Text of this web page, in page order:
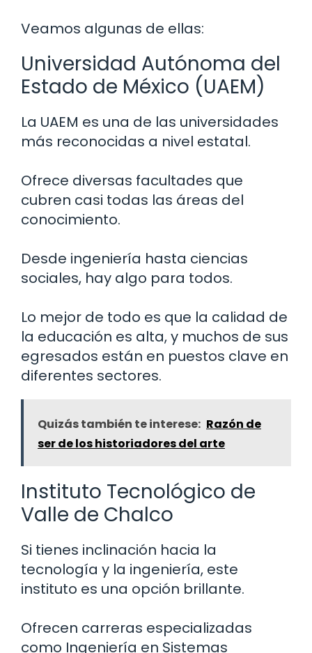
Veamos algunas de ellas:
Universidad Autónoma del
Estado de México (UAEM)
La UAEM es una de las universidades
más reconocidas a nivel estatal.
Ofrece diversas facultades que
cubren casi todas las áreas del
conocimiento.
Desde ingeniería hasta ciencias
sociales, hay algo para todos.
Lo mejor de todo es que la calidad de
la educación es alta, y muchos de sus
egresados están en puestos clave en
diferentes sectores.
Quizás también te interese: Razón de
ser de los historiadores del arte
Instituto Tecnológico de
Valle de Chalco
Si tienes inclinación hacia la
tecnología y la ingeniería, este
instituto es una opción brillante.
Ofrecen carreras especializadas
como Ingeniería en Sistemas